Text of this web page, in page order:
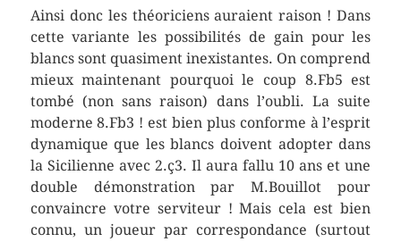
Ainsi donc les théoriciens auraient raison ! Dans
cette variante les possibilités de gain pour les
blancs sont quasiment inexistantes. On comprend
mieux maintenant pourquoi le coup 8.Fb5 est
tombé (non sans raison) dans l’oubli. La suite
moderne 8.Fb3 ! est bien plus conforme à l’esprit
dynamique que les blancs doivent adopter dans
la Sicilienne avec 2.ç3. Il aura fallu 10 ans et une
double démonstration par M.Bouillot pour
convaincre votre serviteur ! Mais cela est bien
connu, un joueur par correspondance (surtout